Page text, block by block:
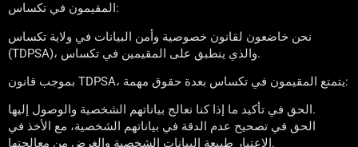
المقيمون في تكساس:
نحن خاضعون لقانون خصوصية وأمن البيانات في ولاية تكساس
(TDPSA)، والذي ينطبق على المقيمين في تكساس.
بموجب قانون TDPSA، يتمتع المقيمون في تكساس بعدة حقوق مهمة:
الحق في تأكيد ما إذا كنا نعالج بياناتهم الشخصية والوصول إليها.
الحق في تصحيح عدم الدقة في بياناتهم الشخصية، مع الأخذ في
الاعتبار طبيعة البيانات الشخصية والغرض من معالجتها.